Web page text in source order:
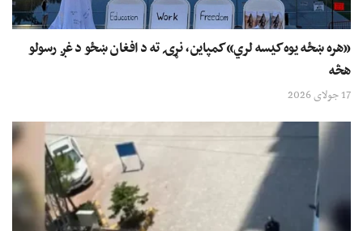
«هره ښځه یوه کیسه لري» کمپاین، نړۍ ته د افغان ښځو د غږ رسولو
هڅه
17 جولای 2026